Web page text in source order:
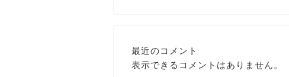
最近のコメント
表示できるコメントはありません。